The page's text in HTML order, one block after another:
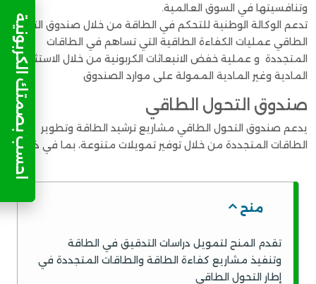
وتنافسيتها في السوق العالمية.
تدعم الوكالة الوطنية للتحكم في الطاقة من خلال صندوق التحول
الطاقي عمليات الكفاءة الطاقية التي تساهم في الطاقات
المتجددة و عملية خفض الانبعاثات الكربونية من خلال الاستثمارات
المادية وغير المادية الممولة على موارد الصندوق
صندوق التحول الطاقي
يدعم صندوق التحول الطاقي مشاريع ترشيد الطاقة وتطوير
الطاقات المتجددة من خلال توفير تمويلات متنوعة، بما في ذلك :
منح
تقدم المنح لتمويل دراسات التدقيق في الطاقة
وتنفيذ مشاريع كفاءة الطاقة والطاقات المتجددة في
إطار التحول الطاقي
احسب بصمتك الكربونية